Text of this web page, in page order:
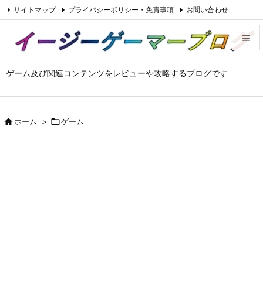
ゲーム及び関連コンテンツをレビューや攻略するブログです

サイトマップ プライバシーポリシー・免責事項 お問い合わせ
RSS
ホーム > ゲーム